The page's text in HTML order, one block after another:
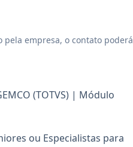
empresa, o contato poderá
(TOTVS) | Módulo
ou Especialistas para